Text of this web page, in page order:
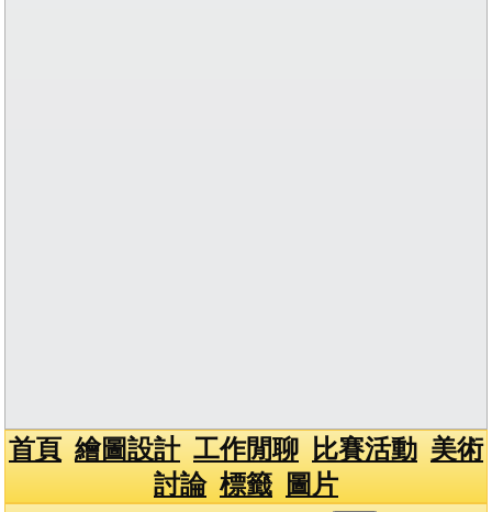
首頁 繪圖設計 工作閒聊 比賽活動 美術
討論 標籤 圖片